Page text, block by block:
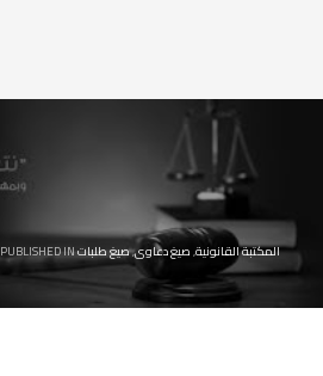
PUBLISHED IN المكتبة القانونية,صيغ دعاوى,صيغ طلبات